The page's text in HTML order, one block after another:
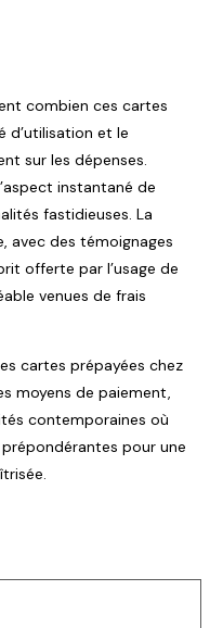
combien ces cartes
d’utilisation et le
sur les dépenses.
instantané de
fastidieuses. La
avec des témoignages
offerte par l’usage de
venues de frais
cartes prépayées chez
moyens de paiement,
contemporaines où
pour une